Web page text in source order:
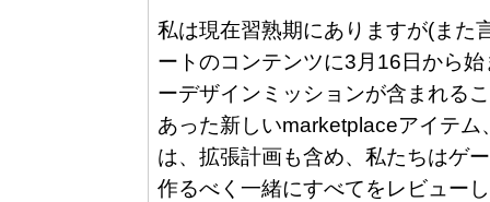
私は現在習熟期にありますが(また
ートのコンテンツに3月16日から
ーデザインミッションが含まれる
あった新しいmarketplaceアイテ
は、拡張計画も含め、私たちはゲ
作るべく一緒にすべてをレビュー